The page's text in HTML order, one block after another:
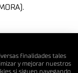
reservados.
finalidades tales
y mejorar nuestros